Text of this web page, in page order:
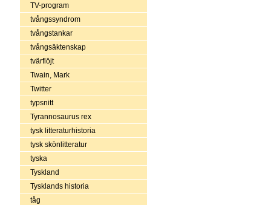
TV-program
tvångssyndrom
tvångstankar
tvångsäktenskap
tvärflöjt
Twain, Mark
Twitter
typsnitt
Tyrannosaurus rex
tysk litteraturhistoria
tysk skönlitteratur
tyska
Tyskland
Tysklands historia
tåg